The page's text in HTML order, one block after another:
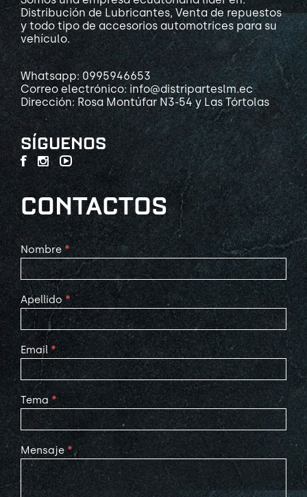
Distribución de Lubricantes, Venta de repuestos
y todo tipo de accesorios automotrices para su
vehículo.
Whatsapp: 0995946653
Correo electrónico: info@distriparteslm.ec
Dirección: Rosa Montúfar N3-54 y Las Tórtolas
SÍGUENOS
CONTACTOS
Contact
Us
Nombre *
Apellido *
Email *
Tema *
Mensaje *